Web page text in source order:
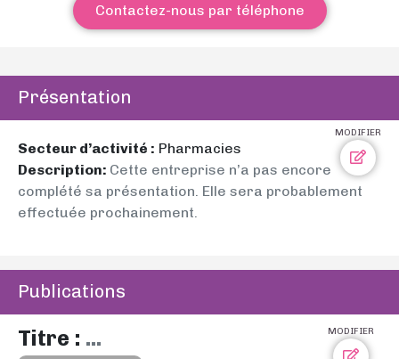
Contactez-nous par téléphone
Présentation
MODIFIER
Secteur d’activité : Pharmacies
Description: Cette entreprise n’a pas encore
complété sa présentation. Elle sera probablement
effectuée prochainement.
Publications
MODIFIER
Titre : ...